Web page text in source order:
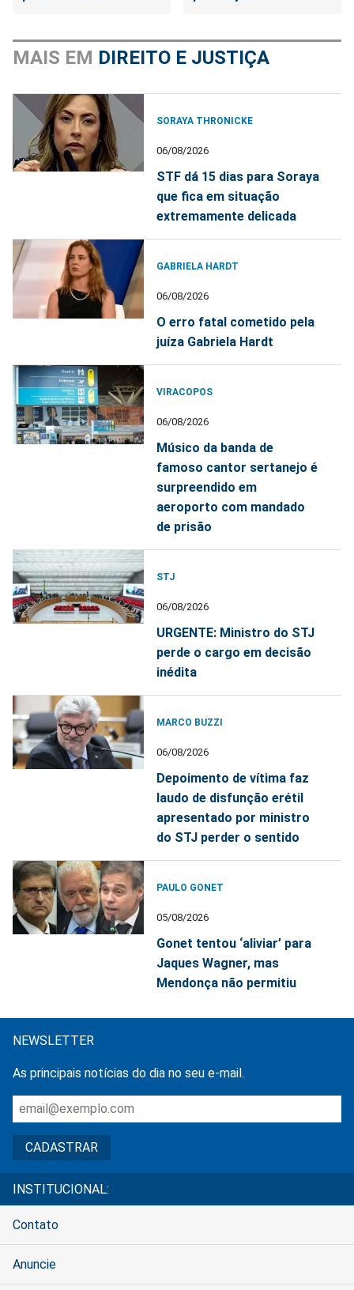
MAIS EM DIREITO E JUSTIÇA
SORAYA THRONICKE
06/08/2026
STF dá 15 dias para Soraya
que fica em situação
extremamente delicada
GABRIELA HARDT
06/08/2026
O erro fatal cometido pela
juíza Gabriela Hardt
VIRACOPOS
06/08/2026
Músico da banda de
famoso cantor sertanejo é
surpreendido em
aeroporto com mandado
de prisão
STJ
06/08/2026
URGENTE: Ministro do STJ
perde o cargo em decisão
inédita
MARCO BUZZI
06/08/2026
Depoimento de vítima faz
laudo de disfunção erétil
apresentado por ministro
do STJ perder o sentido
PAULO GONET
05/08/2026
Gonet tentou ‘aliviar’ para
Jaques Wagner, mas
Mendonça não permitiu
NEWSLETTER
As principais notícias do dia no seu e-mail.
INSTITUCIONAL:
Contato
Anuncie